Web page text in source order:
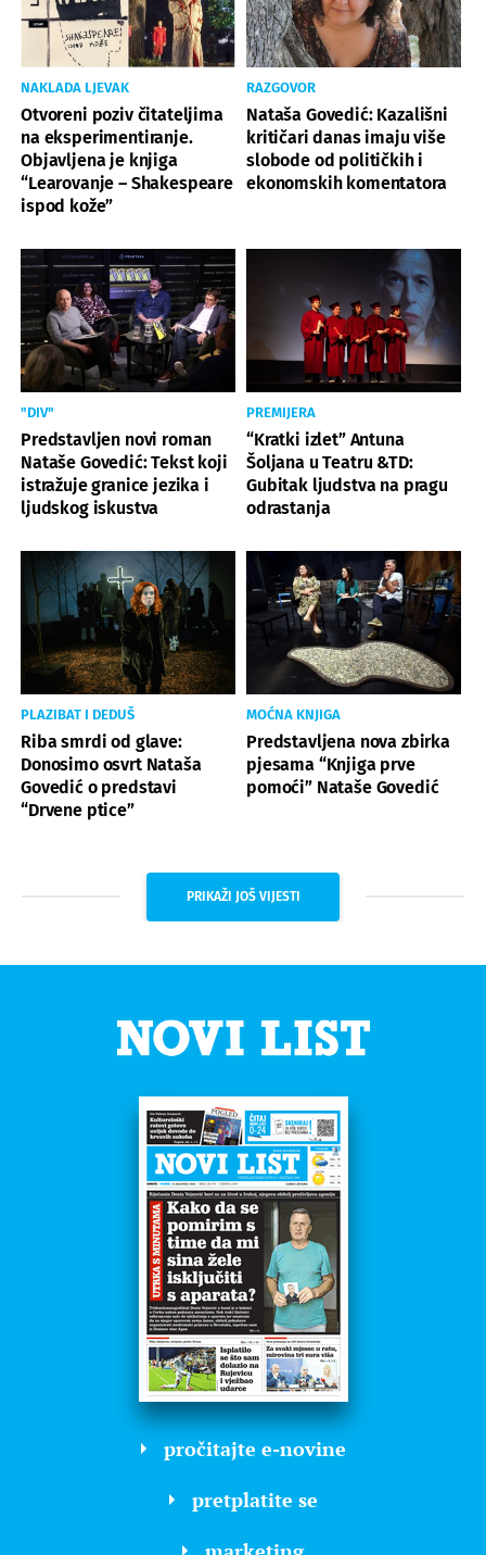
NAKLADA LJEVAK
Otvoreni poziv čitateljima
na eksperimentiranje.
Objavljena je knjiga
“Learovanje – Shakespeare
ispod kože”
RAZGOVOR
Nataša Govedić: Kazališni
kritičari danas imaju više
slobode od političkih i
ekonomskih komentatora
"DIV"
Predstavljen novi roman
Nataše Govedić: Tekst koji
istražuje granice jezika i
ljudskog iskustva
PREMIJERA
“Kratki izlet” Antuna
Šoljana u Teatru &TD:
Gubitak ljudstva na pragu
odrastanja
PLAZIBAT I DEDUŠ
Riba smrdi od glave:
Donosimo osvrt Nataša
Govedić o predstavi
“Drvene ptice”
MOĆNA KNJIGA
Predstavljena nova zbirka
pjesama “Knjiga prve
pomoći” Nataše Govedić
PRIKAŽI JOŠ VIJESTI
pročitajte e-novine
pretplatite se